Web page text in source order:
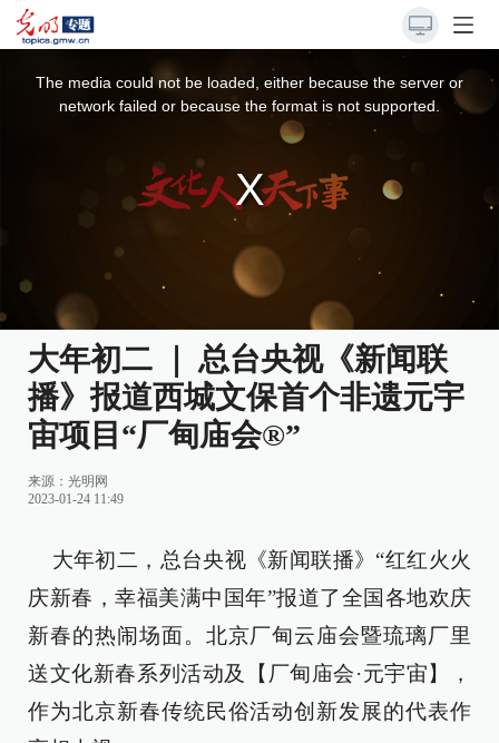
The media could not be loaded, either because the server or
network failed or because the format is not supported.
大年初二 ｜ 总台央视《新闻联
播》报道西城文保首个非遗元宇
宙项目“厂甸庙会®”
来源：光明网
2023-01-24 11:49
大年初二，总台央视《新闻联播》“红红火火
庆新春，幸福美满中国年”报道了全国各地欢庆
新春的热闹场面。北京厂甸云庙会暨琉璃厂里
送文化新春系列活动及【厂甸庙会·元宇宙】，
作为北京新春传统民俗活动创新发展的代表作